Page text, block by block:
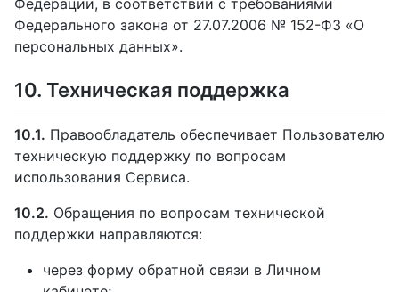
Федерального закона от 27.07.2006 № 152-ФЗ «О
персональных данных».
10. Техническая поддержка
10.1. Правообладатель обеспечивает Пользователю
техническую поддержку по вопросам
использования Сервиса.
10.2. Обращения по вопросам технической
поддержки направляются:
через форму обратной связи в Личном